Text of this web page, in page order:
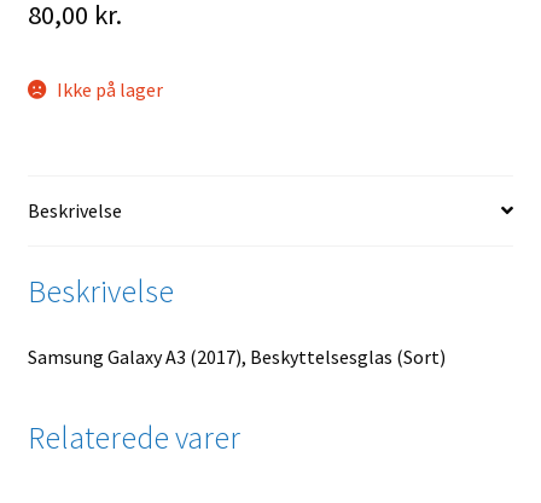
80,00 kr.
Ikke på lager
Beskrivelse
Beskrivelse
Samsung Galaxy A3 (2017), Beskyttelsesglas (Sort)
Relaterede varer